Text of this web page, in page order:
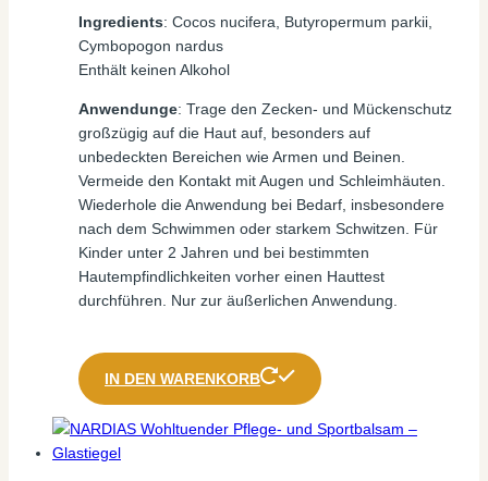
Ingredients: Cocos nucifera, Butyropermum parkii,
Cymbopogon nardus
Enthält keinen Alkohol
Anwendunge: Trage den Zecken- und Mückenschutz
großzügig auf die Haut auf, besonders auf
unbedeckten Bereichen wie Armen und Beinen.
Vermeide den Kontakt mit Augen und Schleimhäuten.
Wiederhole die Anwendung bei Bedarf, insbesondere
nach dem Schwimmen oder starkem Schwitzen. Für
Kinder unter 2 Jahren und bei bestimmten
Hautempfindlichkeiten vorher einen Hauttest
durchführen. Nur zur äußerlichen Anwendung.
IN DEN WARENKORB